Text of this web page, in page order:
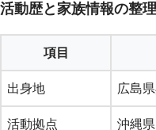
活動歴と家族情報の整理
項目
出身地 広島
活動拠点 沖縄県